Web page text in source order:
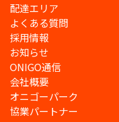
配達エリア
よくある質問
採用情報
お知らせ
ONIGO通信
会社概要
オニゴーパーク
協業パートナー